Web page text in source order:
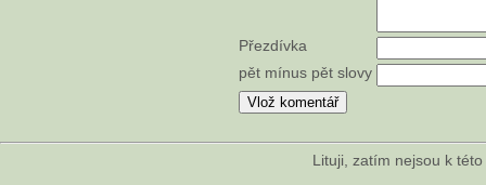
Přezdívka
pět mínus pět slovy
Lituji, zatím nejsou k